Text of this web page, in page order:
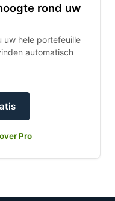
rond uw
uw hele portefeuille
automatisch
Pro